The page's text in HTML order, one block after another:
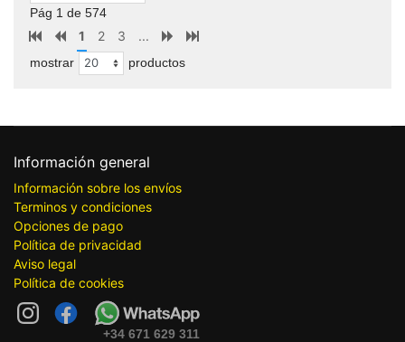
Pág 1 de 574
1 2 3 ...
mostrar productos
Información general
Información sobre los envíos
Terminos y condiciones
Opciones de pago
Política de privacidad
Aviso legal
Política de cookies
+34 671 629 311